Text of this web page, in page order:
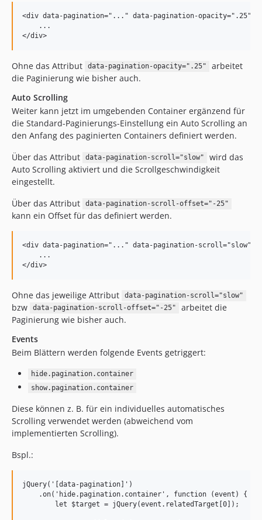
<div data-pagination="..." data-pagination-opacity=".25">
    ...
Ohne das Attribut data-pagination-opacity=".25"
arbeitet
die Paginierung wie bisher auch.
Auto Scrolling
Weiter kann jetzt im umgebenden Container ergänzend für
die Standard-Paginierungs-Einstellung ein Auto Scrolling an
den Anfang des paginierten Containers definiert werden.
Über das Attribut
data-pagination-scroll="slow"
wird das
Auto Scrolling aktiviert und die Scrollgeschwindigkeit
eingestellt.
Über das Attribut
data-pagination-scroll-offset="-25"
kann ein Offset für das definiert werden.
<div data-pagination="..." data-pagination-scroll="slow"
    ...
Ohne das jeweilige Attribut data-pagination-scroll="slow"
bzw data-pagination-scroll-offset="-25"
arbeitet die
Paginierung wie bisher auch.
Events
Beim Blättern werden folgende Events getriggert:
hide.pagination.container
show.pagination.container
Diese können z. B. für ein individuelles automatisches
Scrolling verwendet werden (abweichend vom
implementierten Scrolling).
Bspl.:
jQuery('[data-pagination]')
    .on('hide.pagination.container', function (event) {
        let $target = jQuery(event.relatedTarget[0]);